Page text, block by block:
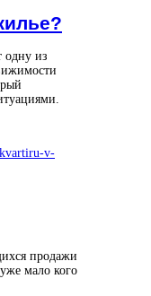
одну из
продажи
мало кого